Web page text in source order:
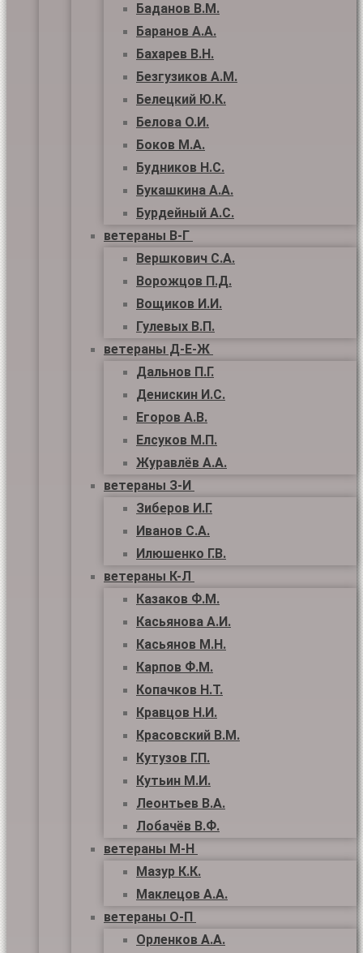
Баданов В.М.
Баранов А.А.
Бахарев В.Н.
Безгузиков А.М.
Белецкий Ю.К.
Белова О.И.
Боков М.А.
Будников Н.С.
Букашкина А.А.
Бурдейный А.С.
ветераны В-Г
Вершкович С.А.
Ворожцов П.Д.
Вощиков И.И.
Гулевых В.П.
ветераны Д-Е-Ж
Дальнов П.Г.
Денискин И.С.
Егоров А.В.
Елсуков М.П.
Журавлёв А.А.
ветераны З-И
Зиберов И.Г.
Иванов С.А.
Илюшенко Г.В.
ветераны К-Л
Казаков Ф.М.
Касьянова А.И.
Касьянов М.Н.
Карпов Ф.М.
Копачков Н.Т.
Кравцов Н.И.
Красовский В.М.
Кутузов Г.П.
Кутьин М.И.
Леонтьев В.А.
Лобачёв В.Ф.
ветераны М-Н
Мазур К.К.
Маклецов А.А.
ветераны О-П
Орленков А.А.